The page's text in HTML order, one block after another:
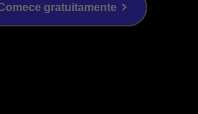
gratuitamente